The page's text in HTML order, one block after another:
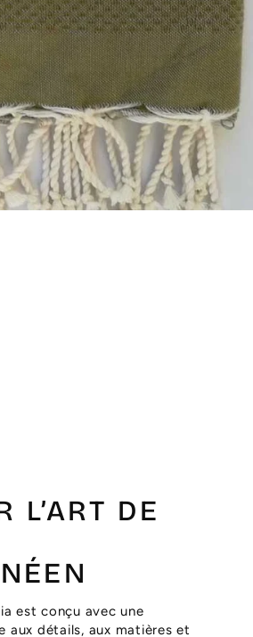
L’ART DE
est conçu avec une
détails, aux matières et